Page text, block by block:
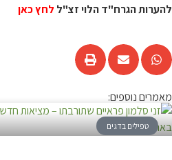
להערות הגרח"ד הלוי זצ"ל לחץ כאן
מאמרים נוספים:
טפילים בדגים